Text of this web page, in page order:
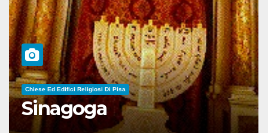
Chiese Ed Edifici Religiosi Di Pisa
Sinagoga